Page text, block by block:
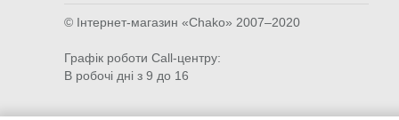
© Інтернет-магазин «Chako» 2007–2020
Графік роботи Call-центру:
В робочі дні з 9 до 16